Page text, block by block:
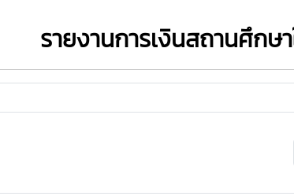
รายงานการเงินสถานศึกษ